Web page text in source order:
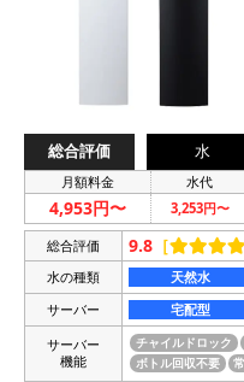
総合評価 水
月額料金 水代
4,953円〜 3,253円〜
総合評価 9.8 ［
水の種類 天然水
サーバー
宅配型
サーバー
機能
チャイルドロック
ボトル回収不要